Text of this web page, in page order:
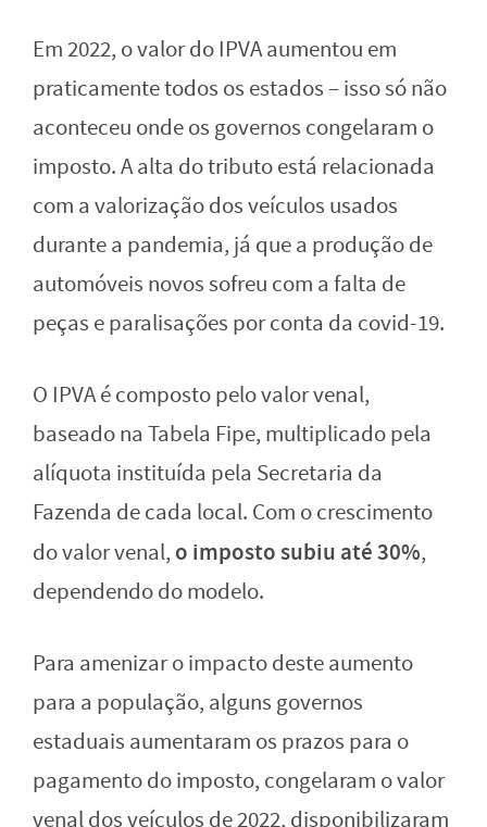
Em 2022, o valor do IPVA aumentou em
praticamente todos os estados – isso só não
aconteceu onde os governos congelaram o
imposto. A alta do tributo está relacionada
com a valorização dos veículos usados
durante a pandemia, já que a produção de
automóveis novos sofreu com a falta de
peças e paralisações por conta da covid-19.
O IPVA é composto pelo valor venal,
baseado na Tabela Fipe, multiplicado pela
alíquota instituída pela Secretaria da
Fazenda de cada local. Com o crescimento
do valor venal, o imposto subiu até 30%,
dependendo do modelo.
Para amenizar o impacto deste aumento
para a população, alguns governos
estaduais aumentaram os prazos para o
pagamento do imposto, congelaram o valor
venal dos veículos de 2022, disponibilizaram